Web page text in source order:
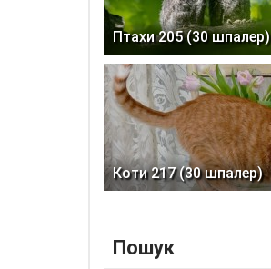
Птахи 205 (30 шпалер)
Коти 217 (30 шпалер)
Пошук